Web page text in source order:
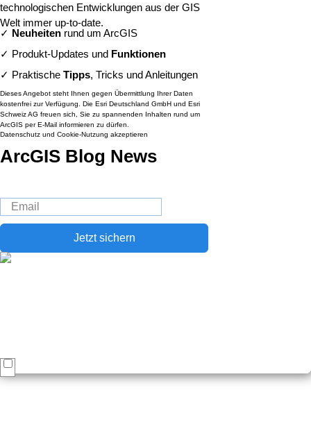
technologischen Entwicklungen aus der GIS
Welt immer up-to-date.
✓ Neuheiten rund um ArcGIS
✓ Produkt-Updates und Funktionen
✓ Praktische Tipps, Tricks und Anleitungen
Dieses Angebot steht Ihnen gegen Übermittlung Ihrer Daten
kostenfrei zur Verfügung. Die Esri Deutschland GmbH und Esri
Schweiz AG freuen sich, Sie zu spannenden Inhalten rund um
ArcGIS per E-Mail informieren zu dürfen.
Datenschutz und Cookie-Nutzung akzeptieren
ArcGIS Blog News
Jetzt sichern